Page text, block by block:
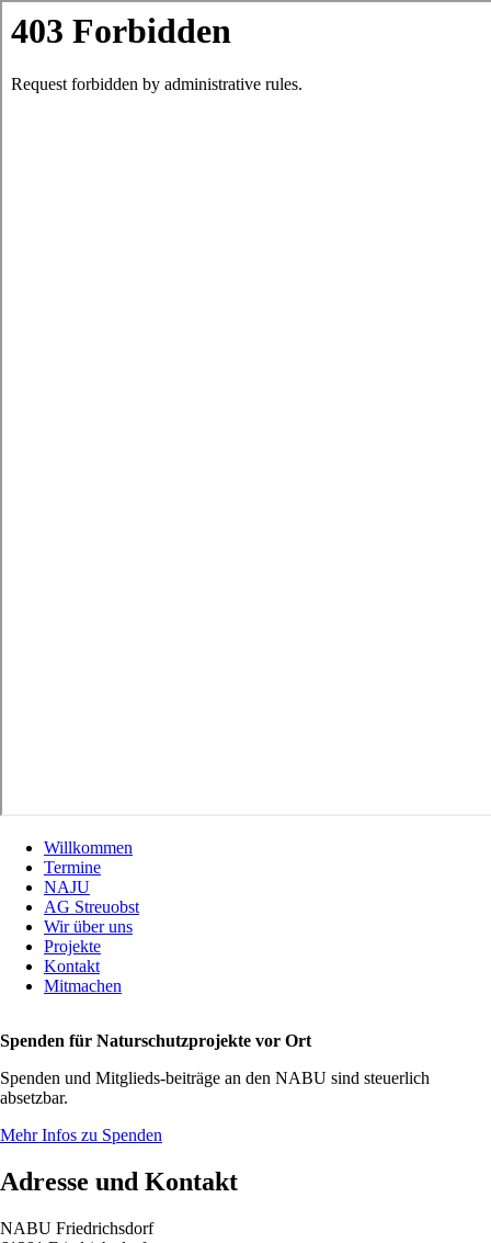
Willkommen
Termine
NAJU
AG Streuobst
Wir über uns
Projekte
Kontakt
Mitmachen
Spenden für Naturschutzprojekte vor Ort
Spenden und Mitglieds-beiträge an den NABU sind steuerlich
absetzbar.
Mehr Infos zu Spenden
Adresse und Kontakt
NABU Friedrichsdorf